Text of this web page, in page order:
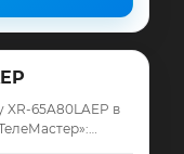
XR-65A80LAEP в